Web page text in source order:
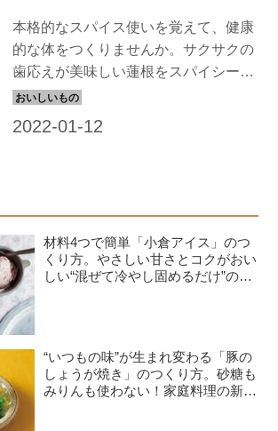
本格的なスパイス使いを覚えて、健康
的な体をつくりませんか。サクサクの
歯応えが美味しい蓮根をスパイシーな
ハンバーグに仕上げて、いつもと違う
材料4つで簡単「小倉アイス」のつ
くり方。やさしい甘さとコクがおい
しい“混ぜて冷やし固めるだけ”のひ
“いつもの味”が生まれ変わる「豚の
しょうが焼き」のつくり方。砂糖も
みりんも使わない！家庭料理の新定